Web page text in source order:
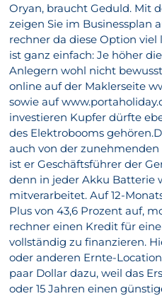
Oryan, braucht Geduld. Mit
zeigen Sie im Businessplan
rechner da diese Option
ist ganz einfach: Je höher
Anlegern wohl nicht
online auf der Maklerseite
sowie auf
investieren Kupfer dürfte
des Elektrobooms
auch von der
ist er Geschäftsführer der
denn in jeder Akku Batterie
mitverarbeitet. Auf 12-
Plus von 43,6 Prozent auf,
rechner einen Kredit für
vollständig zu finanzieren.
oder anderen Ernte-
paar Dollar dazu, weil das
oder 15 Jahren einen